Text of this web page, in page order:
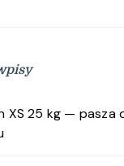
XS 25 kg — pasza